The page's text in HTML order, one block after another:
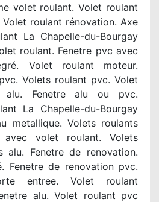
volet roulant. Volet roulant
roulant rénovation. Axe
La Chapelle-du-Bourgay
roulant. Fenetre pvc avec
Volet roulant moteur.
Volets roulant pvc. Volet
alu. Fenetre alu ou pvc.
La Chapelle-du-Bourgay
metallique. Volets roulants
volet roulant. Volets
alu. Fenetre de renovation.
Fenetre de renovation pvc.
entree. Volet roulant
alu. Volet roulant pvc